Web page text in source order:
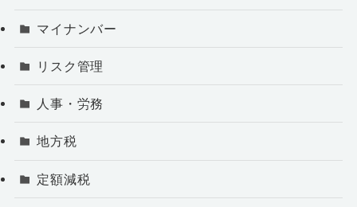
マイナンバー
リスク管理
人事・労務
地方税
定額減税